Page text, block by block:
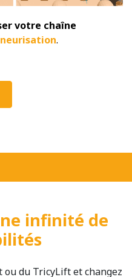
votre chaîne
.
infinité de
du TricyLift et changez